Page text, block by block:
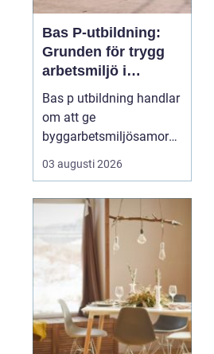
Bas P-utbildning:
Grunden för trygg
arbetsmiljö i
byggprojekt
Bas p utbildning handlar
om att ge
byggarbetsmiljösamord
nare den kunskap som
krävs för att planera och
enligt gällande regler.
Den som vill fördjupa sig
i området kan till
exempel vända ...
03 augusti 2026